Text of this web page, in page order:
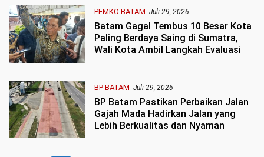
PEMKO BATAM Juli 29, 2026
Batam Gagal Tembus 10 Besar Kota
Paling Berdaya Saing di Sumatra,
Wali Kota Ambil Langkah Evaluasi
BP BATAM Juli 29, 2026
BP Batam Pastikan Perbaikan Jalan
Gajah Mada Hadirkan Jalan yang
Lebih Berkualitas dan Nyaman